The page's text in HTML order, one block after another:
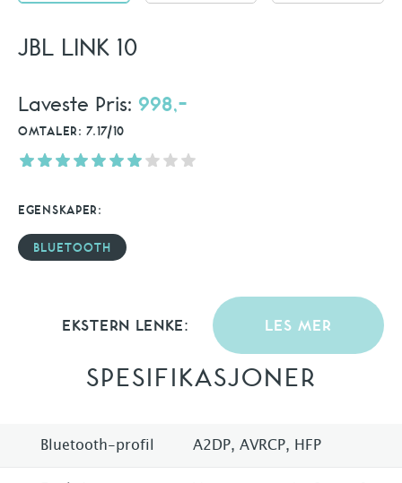
JBL LINK 10
Laveste Pris: 998,-
OMTALER: 7.17/10
EGENSKAPER:
BLUETOOTH
EKSTERN LENKE: LES MER
SPESIFIKASJONER
Bluetooth-profil A2DP, AVRCP, HFP